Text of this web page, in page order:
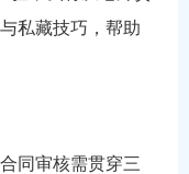
私藏技巧，帮助
同审核需贯穿三